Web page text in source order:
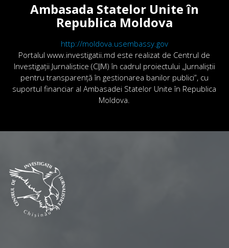
Ambasada Statelor Unite în
Republica Moldova
http://moldova.usembassy.gov
Portalul www.investigatii.md este realizat de Centrul de
Investigații Jurnalistice (CIJM) în cadrul proiectului „Jurnaliștii
pentru transparență în gestionarea banilor publici”, cu
suportul financiar al Ambasadei Statelor Unite în Republica
Moldova.